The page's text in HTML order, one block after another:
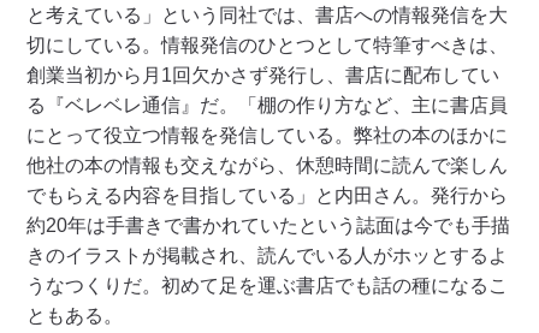
と考えている」という同社では、書店への情報発信を大
切にしている。情報発信のひとつとして特筆すべきは、
創業当初から月1回欠かさず発行し、書店に配布してい
る『ベレベレ通信』だ。「棚の作り方など、主に書店員
にとって役立つ情報を発信している。弊社の本のほかに
他社の本の情報も交えながら、休憩時間に読んで楽しん
でもらえる内容を目指している」と内田さん。発行から
約20年は手書きで書かれていたという誌面は今でも手描
きのイラストが掲載され、読んでいる人がホッとするよ
うなつくりだ。初めて足を運ぶ書店でも話の種になるこ
ともある。